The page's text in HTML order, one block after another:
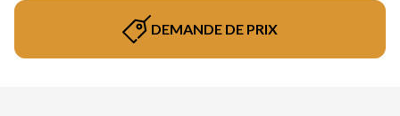
DEMANDE DE PRIX